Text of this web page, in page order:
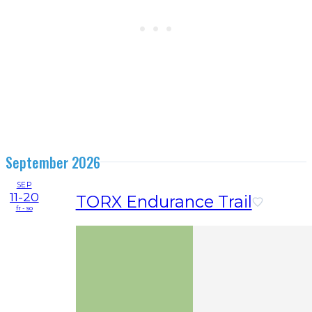
September 2026
SEP
11-20
fr - so TORX Endurance Trail